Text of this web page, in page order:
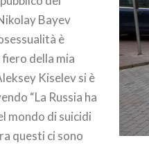
Bayev
è
fiero della mia
Kiselev si è
“La Russia ha
mondo di suicidi
questi ci sono